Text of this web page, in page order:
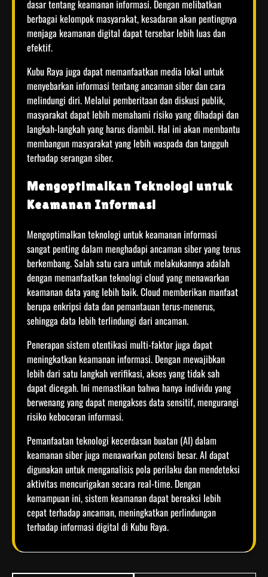
dasar tentang keamanan informasi. Dengan melibatkan
berbagai kelompok masyarakat, kesadaran akan pentingnya
menjaga keamanan digital dapat tersebar lebih luas dan
efektif.
Kubu Raya juga dapat memanfaatkan media lokal untuk
menyebarkan informasi tentang ancaman siber dan cara
melindungi diri. Melalui pemberitaan dan diskusi publik,
masyarakat dapat lebih memahami risiko yang dihadapi dan
langkah-langkah yang harus diambil. Hal ini akan membantu
membangun masyarakat yang lebih waspada dan tangguh
terhadap serangan siber.
Mengoptimalkan Teknologi untuk
Keamanan Informasi
Mengoptimalkan teknologi untuk keamanan informasi
sangat penting dalam menghadapi ancaman siber yang terus
berkembang. Salah satu cara untuk melakukannya adalah
dengan memanfaatkan teknologi cloud yang menawarkan
keamanan data yang lebih baik. Cloud memberikan manfaat
berupa enkripsi data dan pemantauan terus-menerus,
sehingga data lebih terlindungi dari ancaman.
Penerapan sistem otentikasi multi-faktor juga dapat
meningkatkan keamanan informasi. Dengan mewajibkan
lebih dari satu langkah verifikasi, akses yang tidak sah
dapat dicegah. Ini memastikan bahwa hanya individu yang
berwenang yang dapat mengakses data sensitif, mengurangi
risiko kebocoran informasi.
Pemanfaatan teknologi kecerdasan buatan (AI) dalam
keamanan siber juga menawarkan potensi besar. AI dapat
digunakan untuk menganalisis pola perilaku dan mendeteksi
aktivitas mencurigakan secara real-time. Dengan
kemampuan ini, sistem keamanan dapat bereaksi lebih
cepat terhadap ancaman, meningkatkan perlindungan
terhadap informasi digital di Kubu Raya.